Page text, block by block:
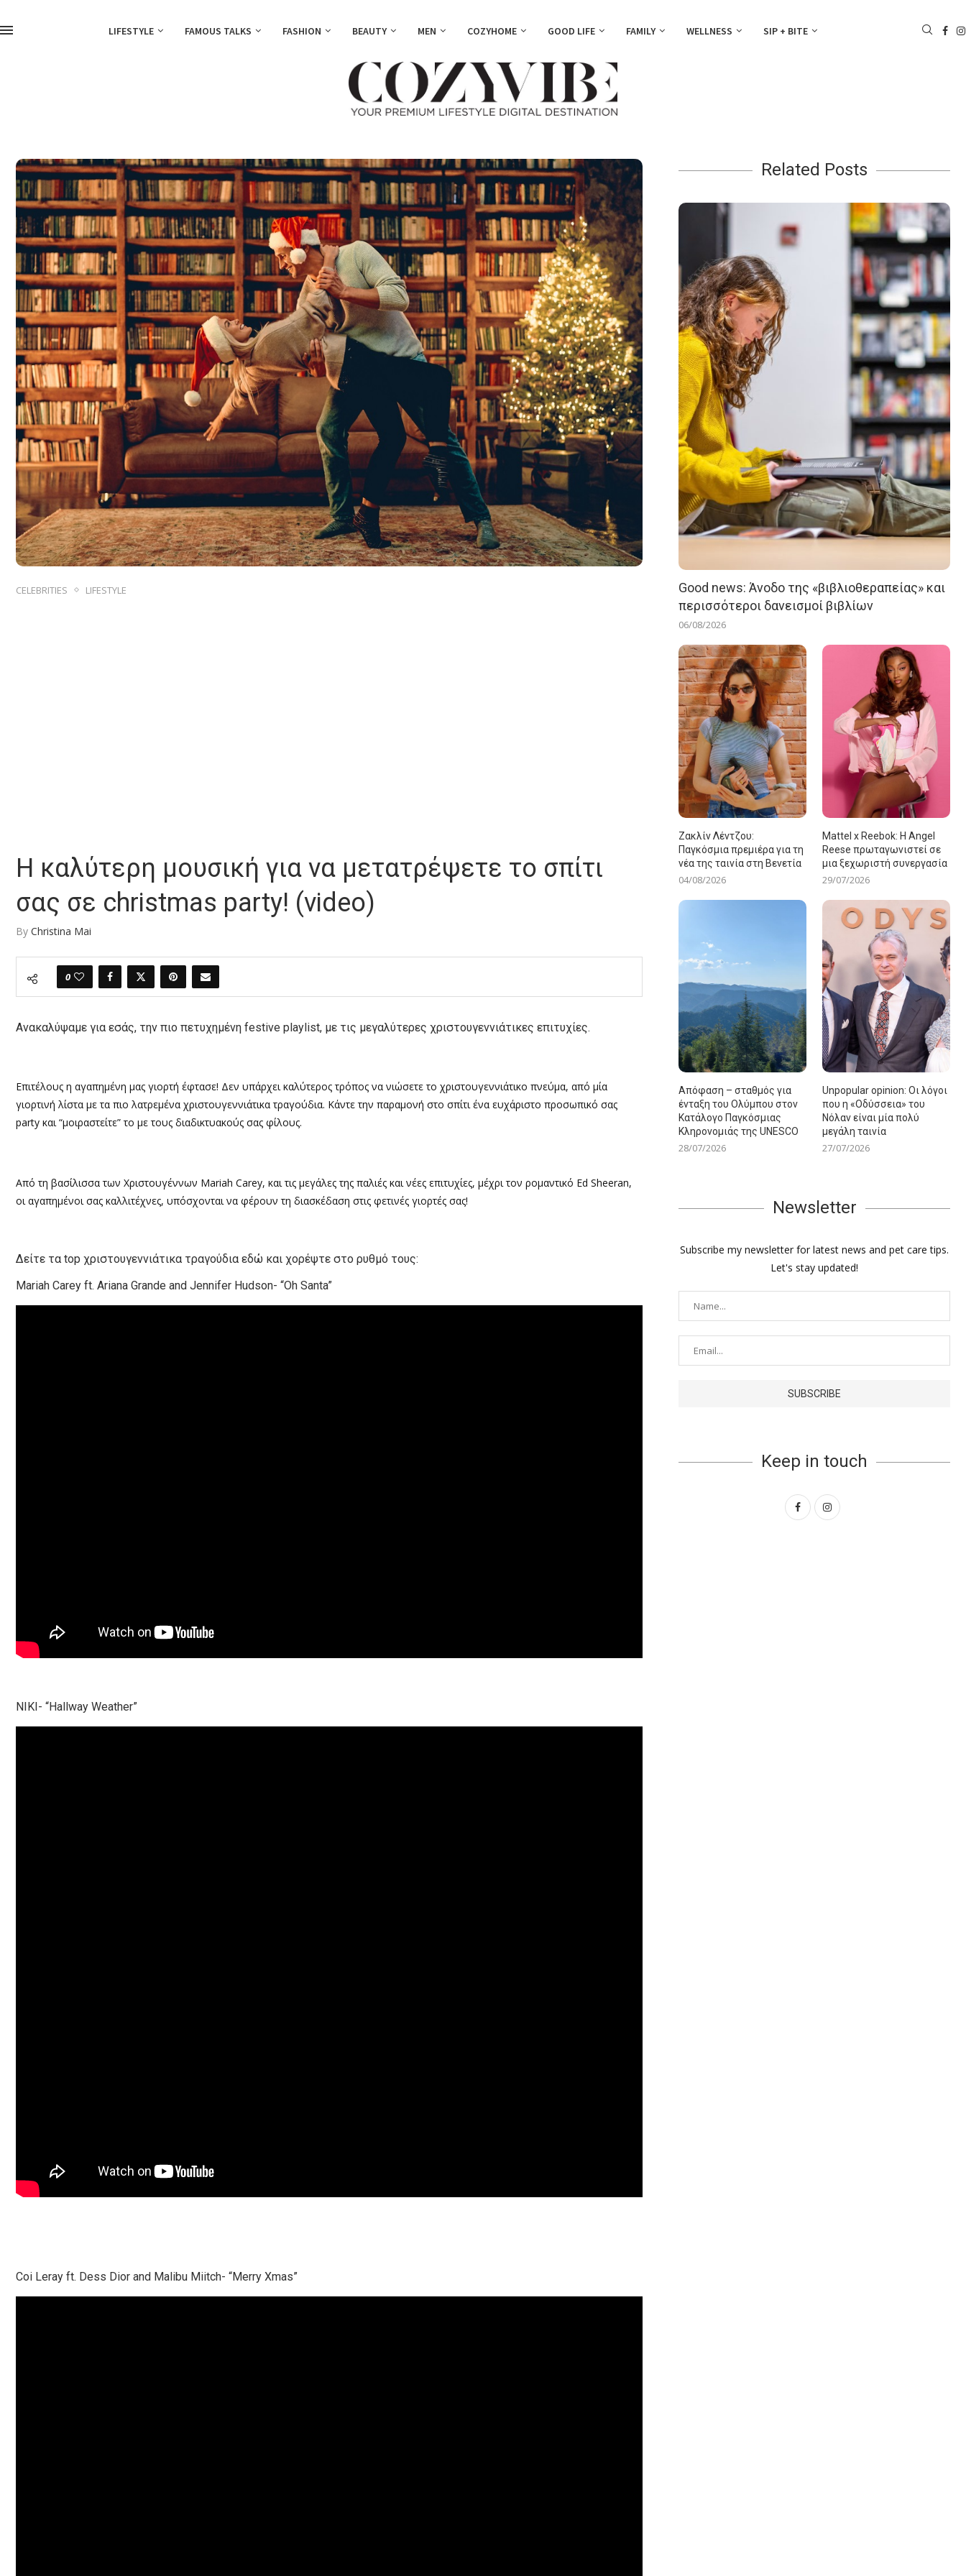
LIFESTYLE FAMOUS TALKS FASHION BEAUTY MEN COZYHOME GOOD LIFE FAMILY WELLNESS SIP + BITE
CELEBRITIES LIFESTYLE
Η καλύτερη μουσική για να μετατρέψετε το σπίτι
σας σε christmas party! (video)
By Christina Mai
0
Ανακαλύψαμε για εσάς, την πιο πετυχημένη festive playlist, με τις μεγαλύτερες χριστουγεννιάτικες επιτυχίες.
Επιτέλους η αγαπημένη μας γιορτή έφτασε! Δεν υπάρχει καλύτερος τρόπος να νιώσετε το χριστουγεννιάτικο πνεύμα, από μία
γιορτινή λίστα με τα πιο λατρεμένα χριστουγεννιάτικα τραγούδια. Κάντε την παραμονή στο σπίτι ένα ευχάριστο προσωπικό σας
party και “μοιραστείτε” το με τους διαδικτυακούς σας φίλους.
Από τη βασίλισσα των Χριστουγέννων Mariah Carey, και τις μεγάλες της παλιές και νέες επιτυχίες, μέχρι τον ρομαντικό Εd Sheeran,
οι αγαπημένοι σας καλλιτέχνες, υπόσχονται να φέρουν τη διασκέδαση στις φετινές γιορτές σας!
Δείτε τα top χριστουγεννιάτικα τραγούδια εδώ και χορέψτε στο ρυθμό τους:
Mariah Carey ft. Ariana Grande and Jennifer Hudson- “Oh Santa”
NIKI- “Hallway Weather”
Coi Leray ft. Dess Dior and Malibu Miitch- “Merry Xmas”
Related Posts
Good news: Άνοδο της «βιβλιοθεραπείας» και
περισσότεροι δανεισμοί βιβλίων
06/08/2026
Ζακλίν Λέντζου:
Παγκόσμια πρεμιέρα για τη
νέα της ταινία στη Βενετία
04/08/2026
Mattel x Reebok: Η Angel
Reese πρωταγωνιστεί σε
μια ξεχωριστή συνεργασία
29/07/2026
Απόφαση – σταθμός για
ένταξη του Ολύμπου στον
Κατάλογο Παγκόσμιας
Κληρονομιάς της UNESCO
28/07/2026
Unpopular opinion: Οι λόγοι
που η «Οδύσσεια» του
Νόλαν είναι μία πολύ
μεγάλη ταινία
27/07/2026
Newsletter
Subscribe my newsletter for latest news and pet care tips.
Let's stay updated!
Keep in touch